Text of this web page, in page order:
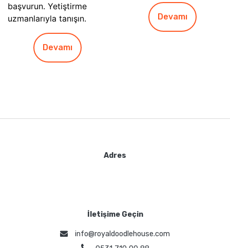
başvurun. Yetiştirme
uzmanlarıyla tanışın.
Devamı
Devamı
Adres
İletişime Geçin
info@royaldoodlehouse.com